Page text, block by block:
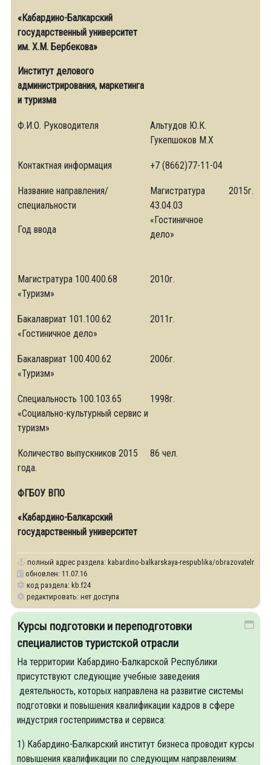
«Кабардино-Балкарский
государственный университет
им. Х.М. Бербекова»
Институт делового
администрирования, маркетинга
и туризма
Ф.И.О. Руководителя
Альтудов Ю.К.
Гукепшоков М.Х
Контактная информация +7 (8662)77-11-04
Название направления/
специальности
Год ввода
Магистратура
43.04.03
«Гостиничное
дело»
2015г.
Магистратура 100.400.68
«Туризм»
2010г.
Бакалавриат 101.100.62
«Гостиничное дело»
2011г.
Бакалавриат 100.400.62
«Туризм»
2006г.
Специальность 100.103.65
«Социально-культурный сервис и
туризм»
1998г.
Количество выпускников 2015
года.
86 чел.
ФГБОУ ВПО
«Кабардино-Балкарский
государственный университет
полный адрес раздела: kabardino-balkarskaya-respublika/obrazovatelnye-
обновлен: 11.07.16
код раздела: kb.f24
редактировать: нет доступа
Курсы подготовки и переподготовки
специалистов туристской отрасли
На территории Кабардино-Балкарской Республики
присутствуют следующие учебные заведения
деятельность, которых направлена на развитие системы
подготовки и повышения квалификации кадров в сфере
индустрия гостеприимства и сервиса:
1) Кабардино-Балкарский институт бизнеса проводит курсы
повышения квалификации по следующим направлениям: